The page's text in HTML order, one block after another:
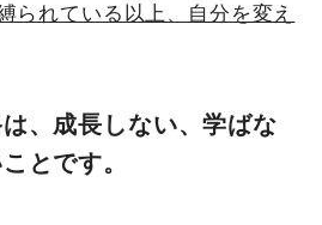
られている以上、自分を変え
、成長しない、学ばな
とです。